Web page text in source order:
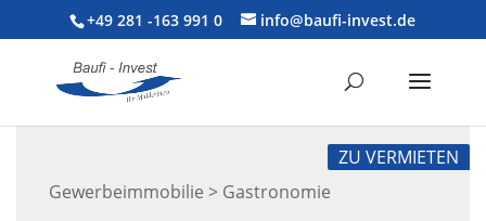
+49 281 -163 991 0 info@baufi-invest.de
Gewerbeimmobilie > Gastronomie
ZU VERMIETEN